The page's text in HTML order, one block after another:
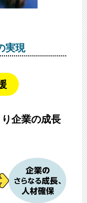
実現
企業の成長